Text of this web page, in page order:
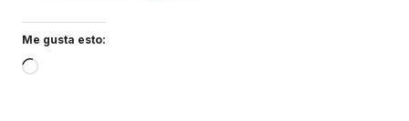
Me gusta esto:
Loading…